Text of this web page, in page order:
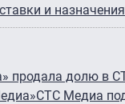
и назначения
продала долю в
СТС Медиа